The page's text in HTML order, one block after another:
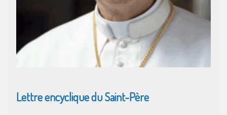
Lettre encyclique du Saint-Père